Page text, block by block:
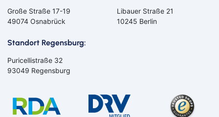
Reiseart
Bahn
Bus
Eigenanreise
Flug
Schiff
Abreiseort
Ab Düsseldorf
Ab Frankfurt
Ab Köln/Bonn
Ab Stuttgart
Suchen
Große Straße 17-19
49074 Osnabrück
Libauer Straße 21
10245 Berlin
Standort Regensburg:
Puricellistraße 32
93049 Regensburg